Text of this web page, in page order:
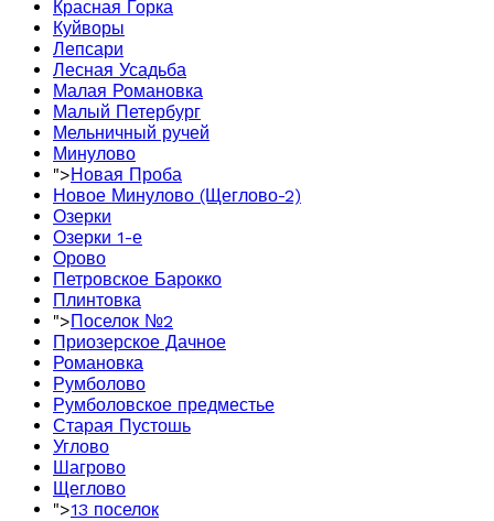
Красная Горка
Куйворы
Лепсари
Лесная Усадьба
Малая Романовка
Малый Петербург
Мельничный ручей
Минулово
">Новая Проба
Новое Минулово (Щеглово-2)
Озерки
Озерки 1-е
Орово
Петровское Барокко
Плинтовка
">Поселок №2
Приозерское Дачное
Романовка
Румболово
Румболовское предместье
Старая Пустошь
Углово
Шагрово
Щеглово
">13 поселок